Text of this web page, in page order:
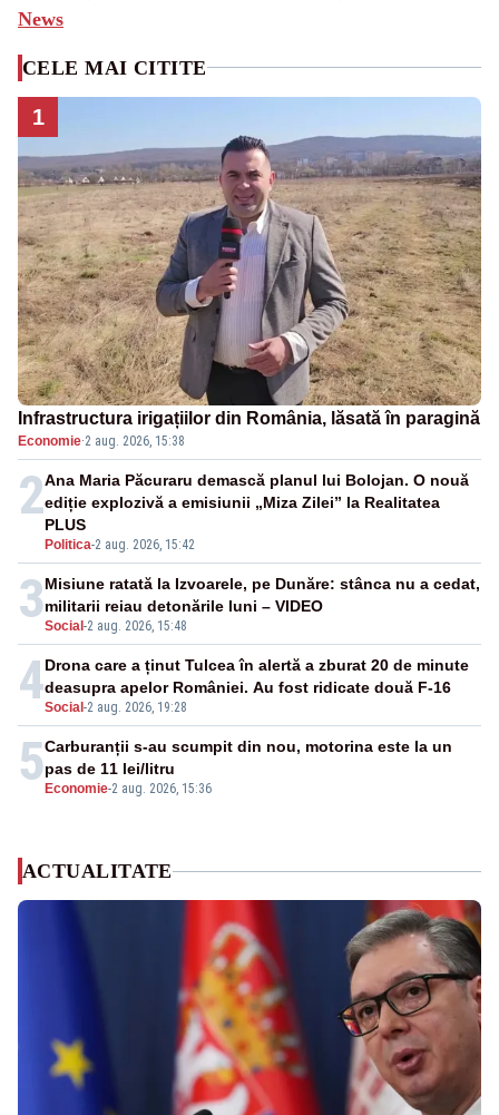
News
CELE MAI CITITE
1
Infrastructura irigațiilor din România, lăsată în paragină
Economie·2 aug. 2026, 15:38
2
Politica-2 aug. 2026, 15:42
Ana Maria Păcuraru demască planul lui Bolojan. O nouă
ediție explozivă a emisiunii „Miza Zilei” la Realitatea
PLUS
3Social -2 aug. 2026, 15:48
Misiune ratată la Izvoarele, pe Dunăre: stânca nu a cedat,
militarii reiau detonările luni – VIDEO
4Social -2 aug. 2026, 19:28
Drona care a ținut Tulcea în alertă a zburat 20 de minute
deasupra apelor României. Au fost ridicate două F-16
5 Economie-2 aug. 2026, 15:36
Carburanții s-au scumpit din nou, motorina este la un
pas de 11 lei/litru
ACTUALITATE